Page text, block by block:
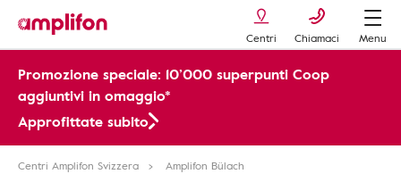
Centri Chiamaci Menu
Promozione speciale: 10’000 superpunti Coop
aggiuntivi in omaggio*
Approfittate subito
Centri Amplifon Svizzera Amplifon Bülach